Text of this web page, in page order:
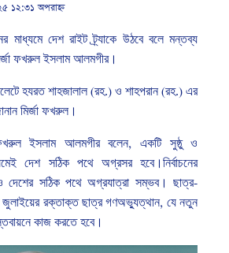
১২:৩১ অপরাহ্ন
মাধ্যমে দেশ রাইট ট্র্যাকে উঠবে বলে মন্তব্য
ফখরুল ইসলাম আলমগীর।
হযরত শাহজালাল(রহ.) ও শাহপরান(রহ.) এর
মির্জা ফখরুল।
ইসলাম আলমগীর বলেন, একটি সুষ্ঠু
ও
দেশ সঠিক পথে অগ্রসর হবে।নির্বাচনের
দেশের সঠিক পথে অগ্রযাত্রা সম্ভব। ছাত্র-
জুলাইয়ের রক্তাক্ত ছাত্র গণঅভ্যুত্থান, যে নতুন
কাজ করতে হবে।